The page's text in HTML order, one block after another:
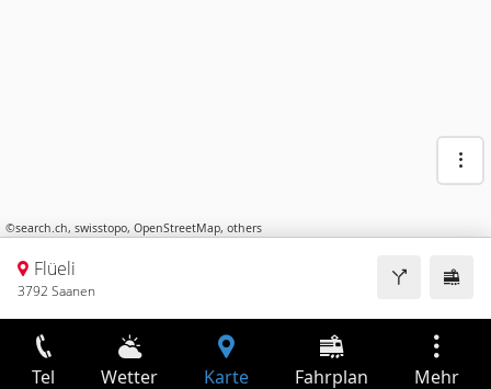
©search.ch, swisstopo, OpenStreetMap, others
Flüeli
3792 Saanen
Tel Wetter Karte Fahrplan Mehr